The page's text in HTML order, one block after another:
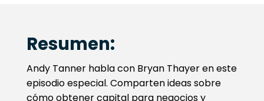
Resumen:
Andy Tanner habla con Bryan Thayer en este
episodio especial. Comparten ideas sobre
cómo obtener capital para negocios y